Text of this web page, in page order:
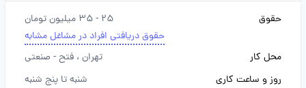
حقوق
25 - 35 میلیون تومان
حقوق دریافتی افراد در مشاغل مشابه
محل کار
تهران ، فتح - صنعتی
روز و ساعت کاری
شنبه تا پنج شنبه